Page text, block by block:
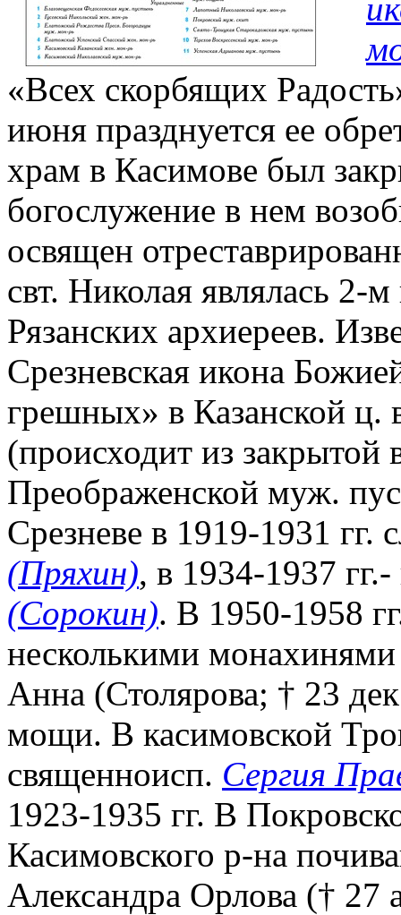
«Всех скорбящих
июня празднуется ее
храм в Касимове был
богослужение в нем
освящен
свт. Николая являлась
Рязанских архиереев.
Срезневская икона
грешных» в Казанской ц.
(происходит из закрытой
Преображенской муж.
Срезневе в 1919-1931
(Пряхин), в 1934-1937
(Сорокин). В 1950-1958
несколькими
Анна (Столярова; † 23
мощи. В касимовской
священноисп. Сергия
1923-1935 гг. В
Касимовского р-на
Александра Орлова († 27